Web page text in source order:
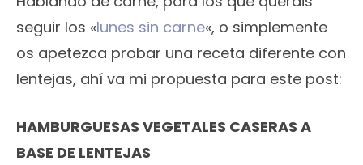
seguir los «lunes sin carne«, o simplemente
os apetezca probar una receta diferente con
lentejas, ahí va mi propuesta para este post:
HAMBURGUESAS VEGETALES CASERAS A
BASE DE LENTEJAS